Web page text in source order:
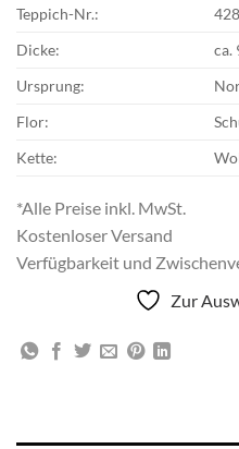
Teppich-Nr.:
Dicke:
ca.
Ursprung:
Flor:
Kette:
*Alle Preise inkl. MwSt.
Kostenloser Versand
Verfügbarkeit und
Zur